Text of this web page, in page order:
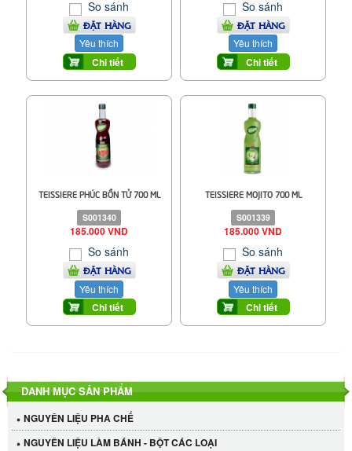
So sánh
ĐẶT HÀNG
Yêu thích
Chi tiết
So sánh
ĐẶT HÀNG
Yêu thích
Chi tiết
TEISSIERE PHÚC BỒN TỬ 700 ML
S001340
185.000 VND
So sánh
ĐẶT HÀNG
Yêu thích
Chi tiết
TEISSIERE MOJITO 700 ML
S001339
185.000 VND
So sánh
ĐẶT HÀNG
Yêu thích
Chi tiết
DANH MỤC SẢN PHẨM
NGUYÊN LIỆU PHA CHẾ
NGUYÊN LIỆU LÀM BÁNH - BỘT CÁC LOẠI